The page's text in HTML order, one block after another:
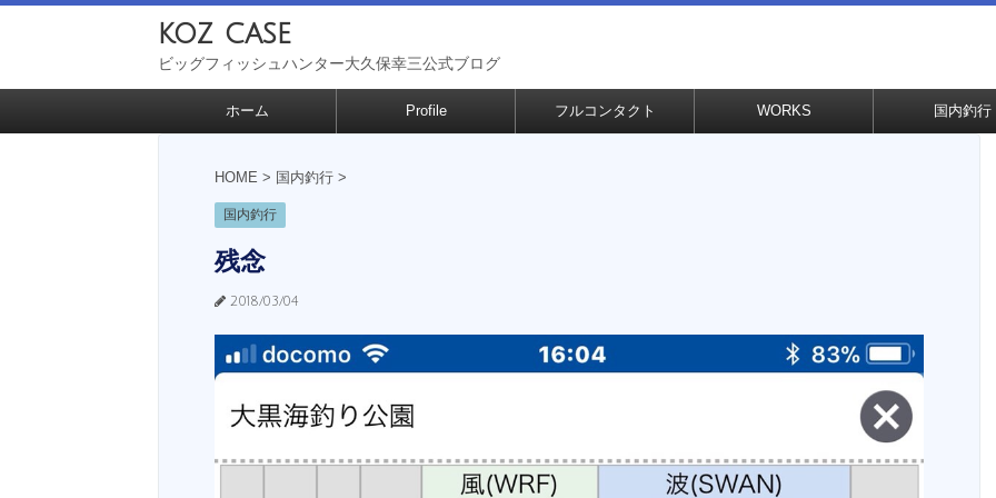
koz case
ビッグフィッシュハンター大久保幸三公式ブログ
ホーム Profile フルコンタクト WORKS 国内釣行
HOME > 国内釣行 >
国内釣行
残念
2018/03/04